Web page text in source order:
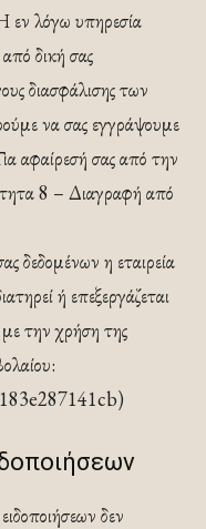
εν λόγω υπηρεσία
δική σας
διασφάλισης των
να σας εγγράψουμε
αφαίρεσή σας από την
8 – Διαγραφή από
δεδομένων η εταιρεία
ή επεξεργάζεται
την χρήση της
δεν